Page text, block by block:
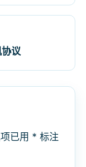
议
已用 * 标注